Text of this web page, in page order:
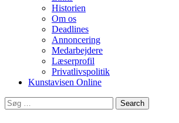
Historien
Om os
Deadlines
Annoncering
Medarbejdere
Læserprofil
Privatlivspolitik
Kunstavisen Online
Search
for: